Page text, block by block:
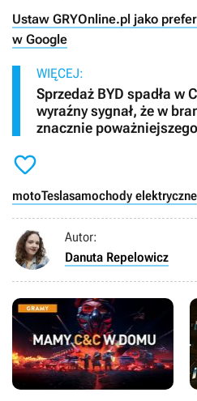
Ustaw GRYOnline.pl jako
w Google
WIĘCEJ:
Sprzedaż BYD spadła w
wyraźny sygnał, że w
znacznie poważniejszego

motoTeslasamochody elektryczne
Autor:
Danuta Repelowicz